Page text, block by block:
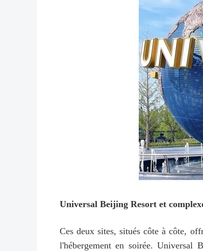
Universal Beijing Resort et
Ces deux sites, situés côte à côte,
l'hébergement en soirée. Universal